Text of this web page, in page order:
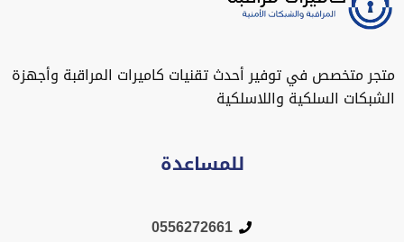
متجر متخصص في توفير أحدث تقنيات كاميرات المراقبة وأجهزة
الشبكات السلكية واللاسلكية
للمساعدة
0556272661